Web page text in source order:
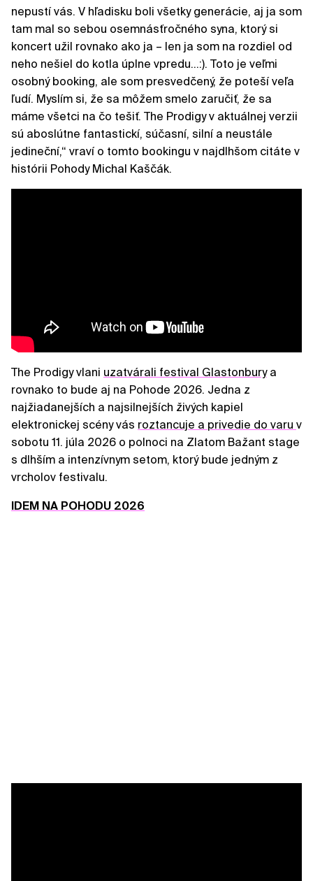
nepustí vás. V hľadisku boli všetky generácie, aj ja som
tam mal so sebou osemnásťročného syna, ktorý si
koncert užil rovnako ako ja – len ja som na rozdiel od
neho nešiel do kotla úplne vpredu...:). Toto je veľmi
osobný booking, ale som presvedčený, že poteší veľa
ľudí. Myslím si, že sa môžem smelo zaručiť, že sa
máme všetci na čo tešiť. The Prodigy v aktuálnej verzii
sú aboslútne fantastickí, súčasní, silní a neustále
jedineční,“ vraví o tomto bookingu v najdlhšom citáte v
histórii Pohody Michal Kaščák.
The Prodigy vlani uzatvárali festival Glastonburya
rovnako to bude aj na Pohode 2026. Jedna z
najžiadanejších a najsilnejších živých kapiel
elektronickej scény vás roztancuje a privedie do varu v
sobotu 11. júla 2026 o polnoci na Zlatom Bažant stage
s dlhším a intenzívnym setom, ktorý bude jedným z
vrcholov festivalu.
IDEM NA POHODU 2026